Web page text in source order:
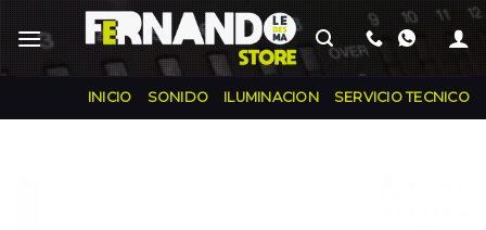
INICIO SONIDO ILUMINACION SERVICIO TECNICO